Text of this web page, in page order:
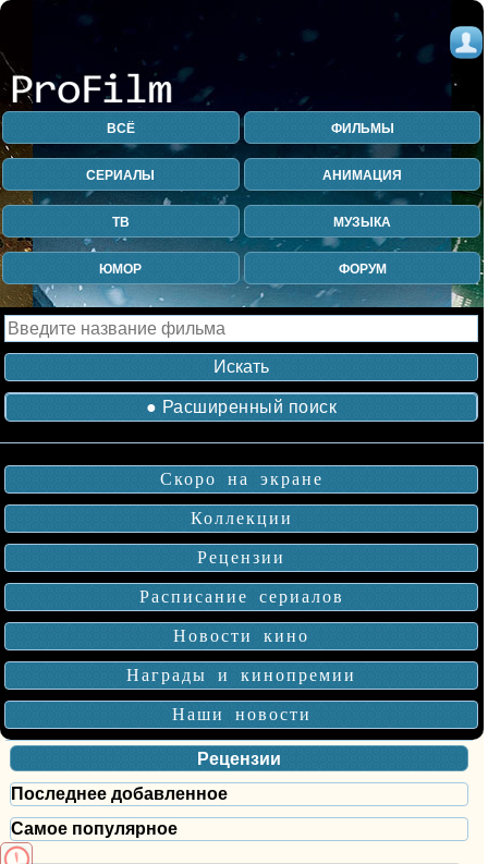
ВСЁ ФИЛЬМЫ
СЕРИАЛЫ АНИМАЦИЯ
ТВ МУЗЫКА
ЮМОР ФОРУМ
● Расширенный поиск
Скоро на экране
Коллекции
Рецензии
Расписание сериалов
Новости кино
Награды и кинопремии
Наши новости
Рецензии
Последнее добавленное
Самое популярное